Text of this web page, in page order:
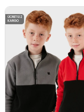
ÜCRETSIZ
KARGO